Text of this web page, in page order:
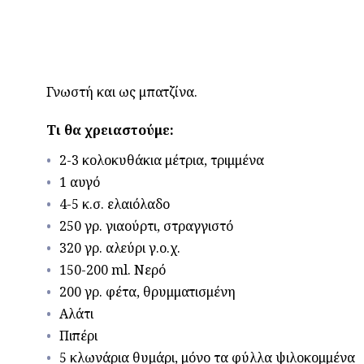
Γνωστή και ως μπατζίνα.
Τι θα χρειαστούμε:
2-3 κολοκυθάκια μέτρια, τριμμένα
1 αυγό
4-5 κ.σ. ελαιόλαδο
250 γρ. γιαούρτι, στραγγιστό
320 γρ. αλεύρι γ.ο.χ.
150-200 ml. Νερό
200 γρ. φέτα, θρυμματισμένη
Αλάτι
Πιπέρι
5 κλωνάρια θυμάρι, μόνο τα φύλλα ψιλοκομμένα